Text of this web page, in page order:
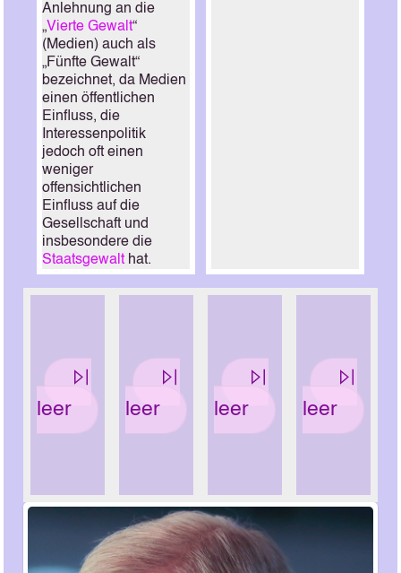
Anlehnung an die
„Vierte Gewalt“
(Medien) auch als
„Fünfte Gewalt“
bezeichnet, da Medien
einen öffentlichen
Einfluss, die
Interessenpolitik
jedoch oft einen
weniger
offensichtlichen
Einfluss auf die
Gesellschaft und
insbesondere die
Staatsgewalt hat.
leer leer leer leer